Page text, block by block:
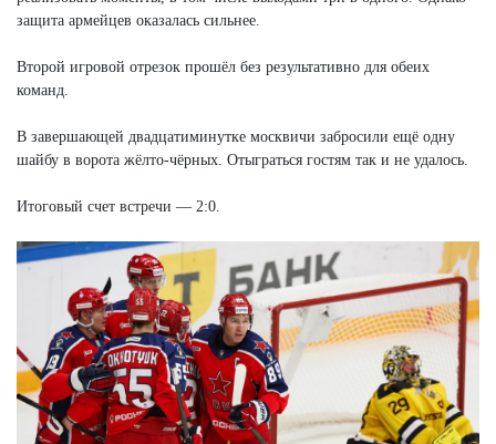
защита армейцев оказалась сильнее.
Второй игровой отрезок прошёл без результативно для обеих
команд.
В завершающей двадцатиминутке москвичи забросили ещё одну
шайбу в ворота жёлто-чёрных. Отыграться гостям так и не удалось.
Итоговый счет встречи — 2:0.